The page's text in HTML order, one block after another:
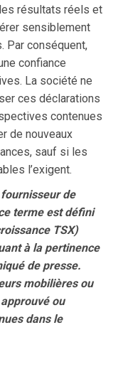
résultats réels et
sensiblement
Par conséquent,
confiance
La société ne
ces déclarations
contenues
de nouveaux
sauf si les
l’exigent.
de
terme est défini
TSX)
à la pertinence
de presse.
mobilières ou
ou
dans le